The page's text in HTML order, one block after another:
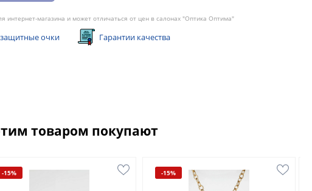
интернет-магазина и может отличаться от цен в салонах "Оптика Оптима"
очки Гарантии качества
товаром покупают
-15% -15%